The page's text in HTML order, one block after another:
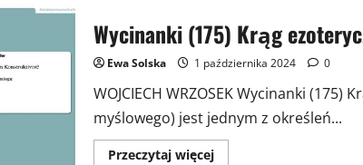
Wycinanki (175) Krąg
Ewa Solska 1 października 2024 0
WOJCIECH WRZOSEK Wycinanki
myślowego) jest jednym z określeń...
Przeczytaj więcejPrzeczytaj